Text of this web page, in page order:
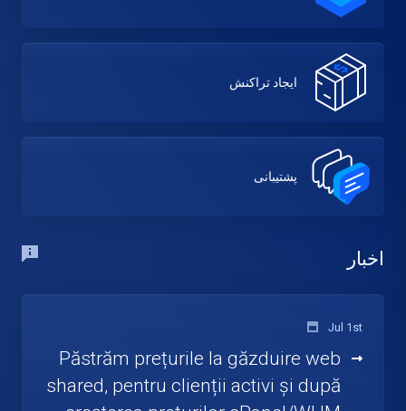
ایجاد تراکنش
پشتیبانی
اخبار
Jul 1st
Păstrăm prețurile la găzduire web
shared, pentru clienții activi și după